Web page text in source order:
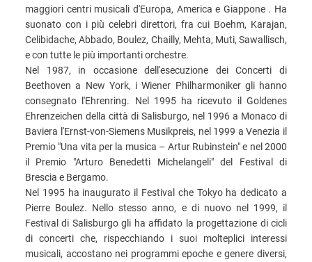
maggiori centri musicali d'Europa, America e Giappone . Ha
suonato con i più celebri direttori, fra cui Boehm, Karajan,
Celibidache, Abbado, Boulez, Chailly, Mehta, Muti, Sawallisch,
e con tutte le più importanti orchestre.
Nel 1987, in occasione dell'esecuzione dei Concerti di
Beethoven a New York, i Wiener Philharmoniker gli hanno
consegnato l'Ehrenring. Nel 1995 ha ricevuto il Goldenes
Ehrenzeichen della città di Salisburgo, nel 1996 a Monaco di
Baviera l'Ernst-von-Siemens Musikpreis, nel 1999 a Venezia il
Premio "Una vita per la musica – Artur Rubinstein" e nel 2000
il Premio "Arturo Benedetti Michelangeli" del Festival di
Brescia e Bergamo.
Nel 1995 ha inaugurato il Festival che Tokyo ha dedicato a
Pierre Boulez. Nello stesso anno, e di nuovo nel 1999, il
Festival di Salisburgo gli ha affidato la progettazione di cicli
di concerti che, rispecchiando i suoi molteplici interessi
musicali, accostano nei programmi epoche e genere diversi,